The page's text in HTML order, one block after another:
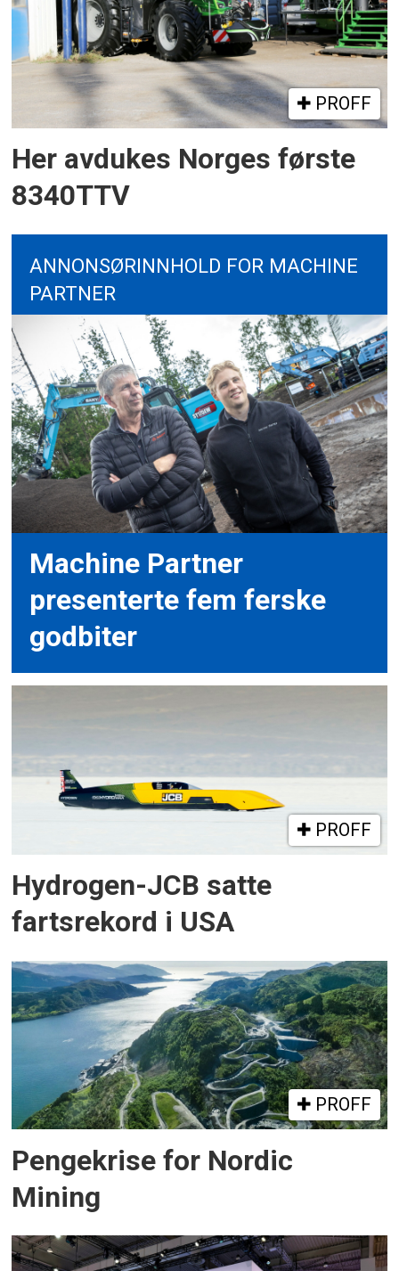
PROFF
Her avdukes Norges første
8340TTV
ANNONSØRINNHOLD FOR MACHINE
PARTNER
Machine Partner
presenterte fem ferske
godbiter
PROFF
Hydrogen-JCB satte
fartsrekord i USA
PROFF
Pengekrise for Nordic
Mining